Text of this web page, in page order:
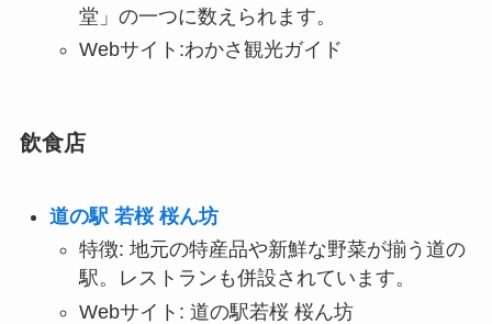
堂」の一つに数えられます。
Webサイト:わかさ観光ガイド
飲食店
道の駅 若桜 桜ん坊
特徴: 地元の特産品や新鮮な野菜が揃う道の
駅。レストランも併設されています。
Webサイト: 道の駅若桜 桜ん坊